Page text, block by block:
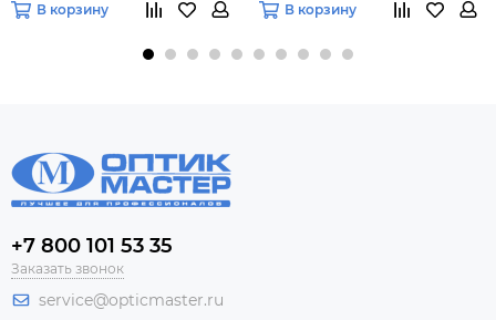
В корзину
В корзину
+7 800 101 53 35
Заказать звонок
service@opticmaster.ru